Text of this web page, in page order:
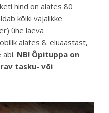
hind on alates 80
kõiki vajalikke
ühe laeva
alates 8. eluaastast,
abi. NB! Õpituppa on
tasku- või